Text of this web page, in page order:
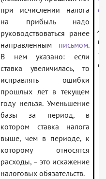
при исчислении налога
на прибыль надо
руководствоваться ранее
направленным письмом.
В нем указано: если
ставка увеличилась, то
исправлять ошибки
прошлых лет в текущем
году нельзя. Уменьшение
базы за период, в
котором ставка налога
выше, чем в периоде, к
которому относятся
расходы, – это искажение
налоговых обязательств.
—